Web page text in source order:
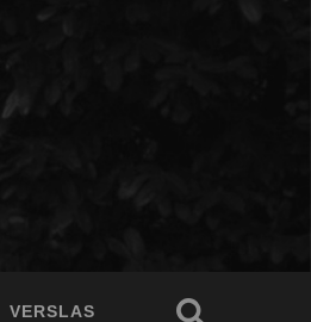
VERSLAS